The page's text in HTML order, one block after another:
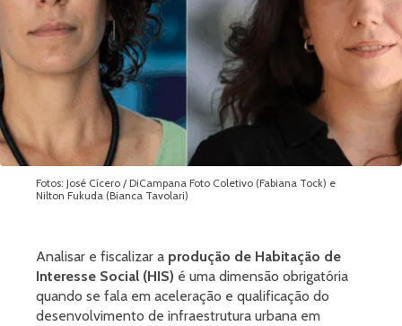
Fotos: José Cícero / DiCampana Foto Coletivo (Fabiana Tock) e
Nilton Fukuda (Bianca Tavolari)
Analisar e fiscalizar a produção de Habitação de
Interesse Social (HIS) é uma dimensão obrigatória
quando se fala em aceleração e qualificação do
desenvolvimento de infraestrutura urbana em